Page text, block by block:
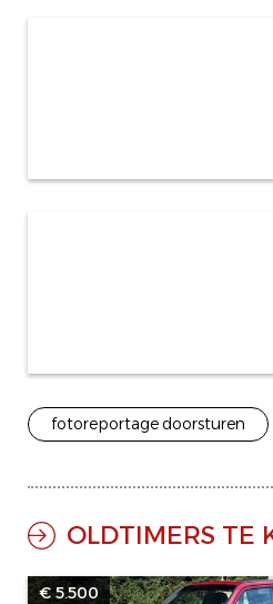
fotoreportage doorsturen
OLDTIMERS TE
€ 5.500